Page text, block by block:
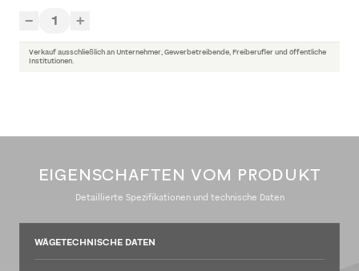
− 1 +
Verkauf ausschließlich an Unternehmer, Gewerbetreibende, Freiberufler und öffentliche
Institutionen.
EIGENSCHAFTEN VOM PRODUKT
Detaillierte Spezifikationen und technische Daten
WÄGETECHNISCHE DATEN